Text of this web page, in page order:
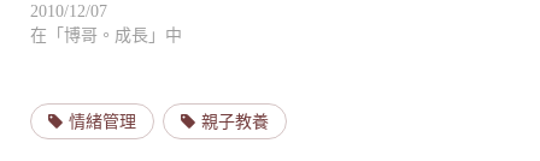
2010/12/07
在「博哥。成長」中
情緒管理 親子教養